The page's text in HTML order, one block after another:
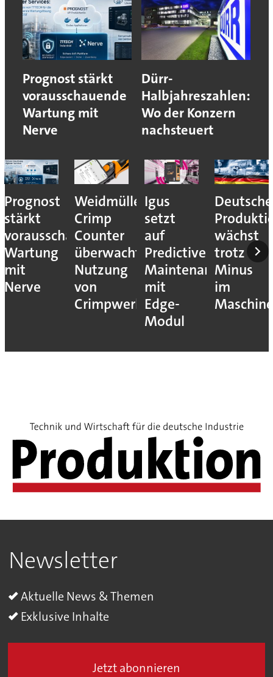
Prognost stärkt
vorausschauende
Wartung mit
Nerve
Dürr-
Halbjahreszahlen:
Wo der Konzern
nachsteuert
Prognost
stärkt
vorausschauende
Wartung
mit
Nerve
Weidmüller:
Crimp
Counter
überwacht
Nutzung
von
Crimpwerkzeugen
Igus
setzt
auf
Predictive
Maintenance
mit
Edge-
Modul
Deutsche
wächst
trotz
Minus
im
Newsletter
Aktuelle News & Themen
Exklusive Inhalte
Jetzt abonnieren